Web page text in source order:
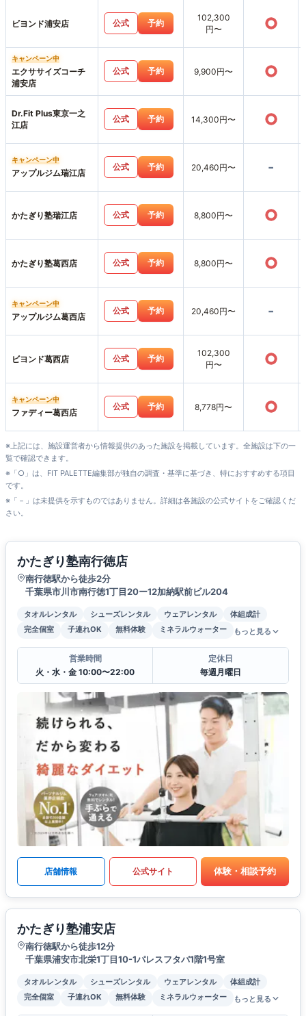
ビヨンド浦安店 公式 予約
102,300
円〜
○
キャンペーン中
エクササイズコーチ
浦安店
公式 予約 9,900円〜 ○
Dr.Fit Plus東京一之
江店
公式 予約 14,300円〜 ○
キャンペーン中
アップルジム瑞江店
公式 予約 20,460円〜 -
かたぎり塾瑞江店 公式 予約 8,800円〜 ○
かたぎり塾葛西店 公式 予約 8,800円〜 ○
キャンペーン中
アップルジム葛西店
公式 予約 20,460円〜 -
ビヨンド葛西店 公式 予約
102,300
円〜
○
キャンペーン中
ファディー葛西店
公式 予約 8,778円〜 ○
※上記には、施設運営者から情報提供のあった施設を掲載しています。全施設は下の一
覧で確認できます。
※「○」は、FIT PALETTE編集部が独自の調査・基準に基づき、特におすすめする項目
です。
※「－」は未提供を示すものではありません。詳細は各施設の公式サイトをご確認くだ
さい。
かたぎり塾南行徳店
南行徳駅から徒歩2分
千葉県市川市南行徳1丁目20ー12加納駅前ビル204
タオルレンタル シューズレンタル ウェアレンタル
体組成計
完全個室
子連れOK 無料体験 ミネラルウォーター もっと見る
営業時間
火・水・金 10:00〜22:00
定休日
毎週月曜日
店舗情報 公式サイト 体験・相談予約
かたぎり塾浦安店
南行徳駅から徒歩12分
千葉県浦安市北栄1丁目10-1パレスフタバ1階1号室
タオルレンタル シューズレンタル ウェアレンタル
体組成計
完全個室
子連れOK 無料体験 ミネラルウォーター もっと見る